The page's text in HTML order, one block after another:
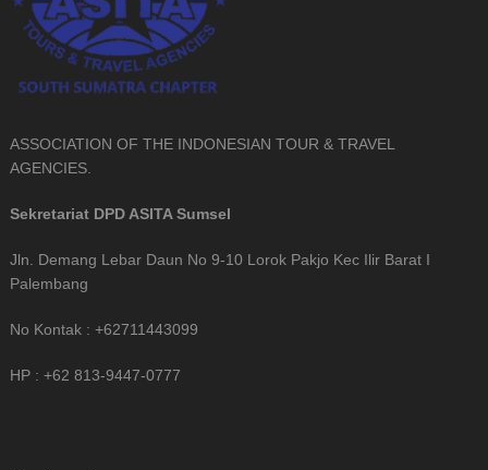
ASSOCIATION OF THE INDONESIAN TOUR & TRAVEL
AGENCIES.
Sekretariat DPD ASITA Sumsel
Jln. Demang Lebar Daun No 9-10 Lorok Pakjo Kec Ilir Barat I
Palembang
No Kontak : +62711443099
HP : +62 813-9447-0777